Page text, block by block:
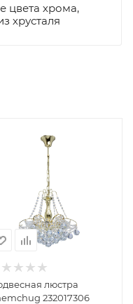
цвета хрома,
хрусталя
люстра
232017306